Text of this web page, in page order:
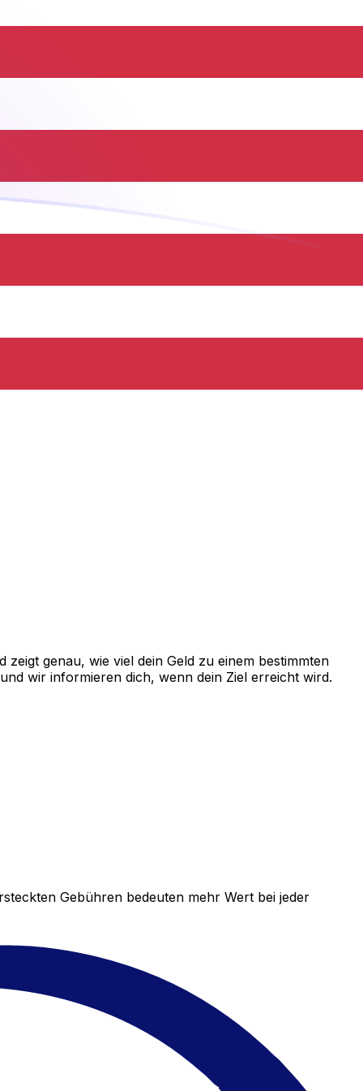
genau, wie viel dein Geld zu einem bestimmten
wir informieren dich, wenn dein Ziel erreicht wird.
Gebühren bedeuten mehr Wert bei jeder